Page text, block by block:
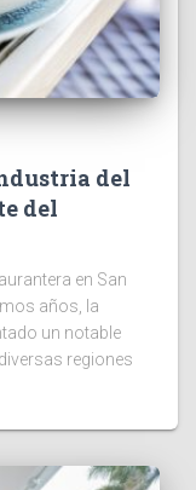
del
del
en San
años, la
un notable
regiones